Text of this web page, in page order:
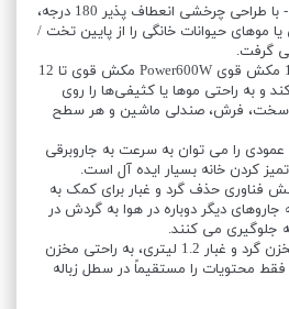
فرمان چرخشی 180 درجه - با طراحی چرخشی انعطاف پذیر 180 درجه،
موهای حیوانات خانگی را از پایین تخت /
گرفت.
موتور فوق‌العاده 14000PA مکش قوی Power600W مکش قوی تا 12
و به راحتی موها یا کثیفی‌ها را روی
فرش، صندلی ماشین و هر سطح
را می توان به سرعت به جاروبرقی
کردن خانه بسیار ایده آل است.
شش فناوری حذف گرد و غبار برای کمک به
دیگر دوباره در هوا به گردش در
جلوگیری می کنند.
جاروبرقی بدون کیسه - مخزن گرد و غبار 1.2 لیتری، به راحتی مخزن
فقط محتویات را مستقیماً در سطل زباله